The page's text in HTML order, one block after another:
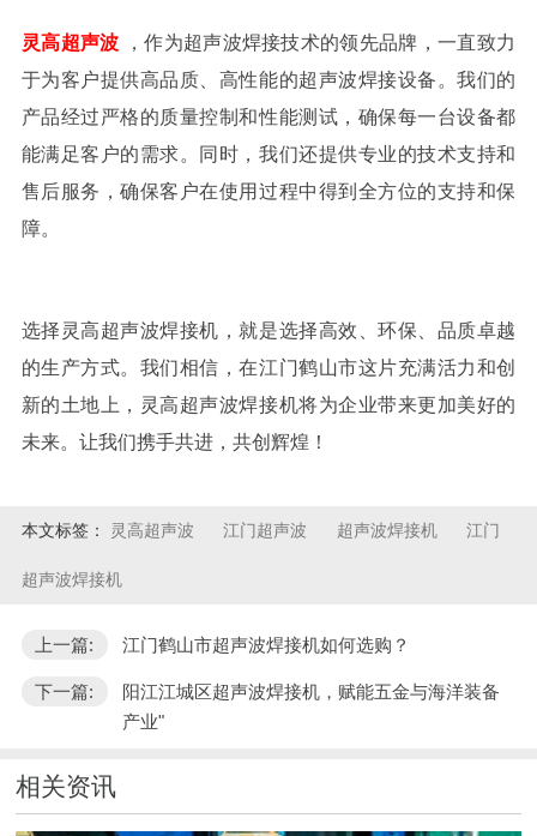
灵高超声波
，作为超声波焊接技术的领先品牌，一直致力
于为客户提供高品质、高性能的超声波焊接设备。我们的
产品经过严格的质量控制和性能测试，确保每一台设备都
能满足客户的需求。同时，我们还提供专业的技术支持和
售后服务，确保客户在使用过程中得到全方位的支持和保
障。
选择 灵高超声波焊接机，就是选择高效、环保、品质卓越
的生产方式。我们相信，在江门鹤山市这片充满活力和创
新的土地上， 灵高超声波焊接机将为企业带来更加美好的
未来。让我们携手共进，共创辉煌！
本文标签： 灵高超声波 江门超声波 超声波焊接机 江门
超声波焊接机
上一篇: 江门鹤山市超声波焊接机如何选购？
下一篇:
阳江江城区超声波焊接机，赋能五金与海洋装备
产业"
相关资讯